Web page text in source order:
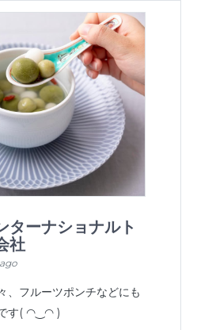
ターナショナルト
社
、フルーツポンチなどにも
す( ◠‿◠ )